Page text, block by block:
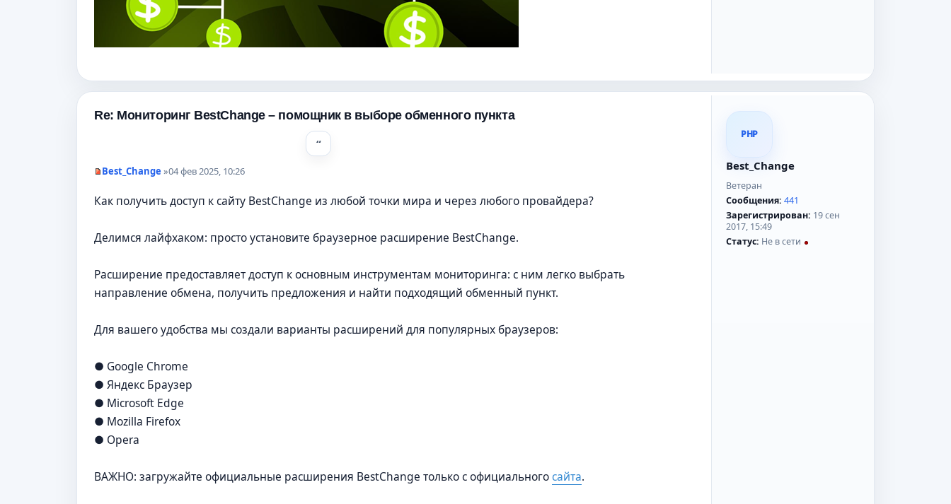
PHP
Best_Change
Ветеран
Сообщения: 441
Зарегистрирован: 19 сен
2017, 15:49
Статус: Не в сети
Re: Мониторинг BestChange – помощник в выборе обменного пункта
п
ч
и
н
о
о
щ
е
н
и
е
Best_Change »04 фев 2025, 10:26
Как получить доступ к сайту BestChange из любой точки мира и через любого провайдера?
Делимся лайфхаком: просто установите браузерное расширение BestChange.
Расширение предоставляет доступ к основным инструментам мониторинга: с ним легко выбрать
направление обмена, получить предложения и найти подходящий обменный пункт.
Для вашего удобства мы создали варианты расширений для популярных браузеров:
● Google Chrome
● Яндекс Браузер
● Microsoft Edge
● Mozilla Firefox
● Opera
ВАЖНО: загружайте официальные расширения BestChange только с официальногосайта.